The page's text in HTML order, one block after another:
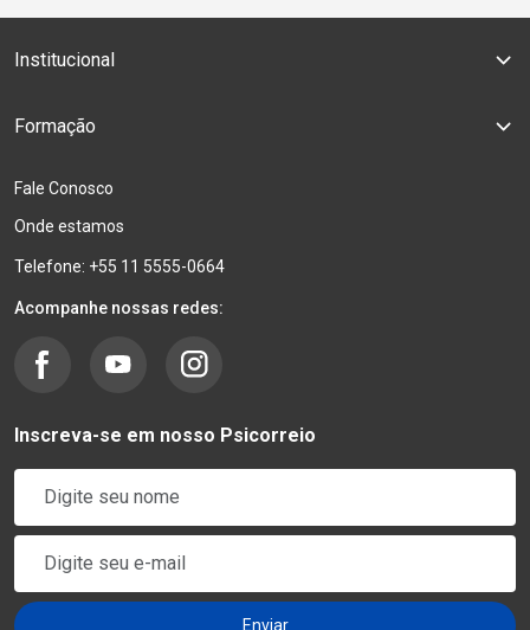
Institucional
Formação
Fale Conosco
Onde estamos
Telefone: +55 11 5555-0664
Acompanhe nossas redes:
Inscreva-se em nosso Psicorreio